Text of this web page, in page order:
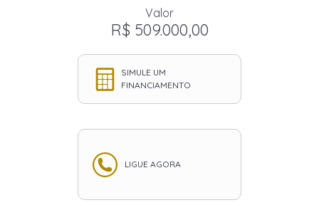
Valor
R$ 509.000,00
SIMULE UM
FINANCIAMENTO
LIGUE AGORA